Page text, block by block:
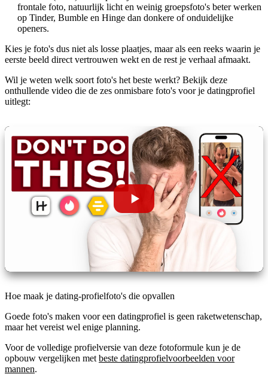
frontale foto, natuurlijk licht en weinig groepsfoto's beter werken
op Tinder, Bumble en Hinge dan donkere of onduidelijke
openers.
Kies je foto's dus niet als losse plaatjes, maar als een reeks waarin je
eerste beeld direct vertrouwen wekt en de rest je verhaal afmaakt.
Wil je weten welk soort foto's het beste werkt? Bekijk deze
onthullende video die de zes onmisbare foto's voor je datingprofiel
uitlegt:
Hoe maak je dating-profielfoto's die opvallen
Goede foto's maken voor een datingprofiel is geen raketwetenschap,
maar het vereist wel enige planning.
Voor de volledige profielversie van deze fotoformule kun je de
opbouw vergelijken met beste datingprofielvoorbeelden voor
mannen.